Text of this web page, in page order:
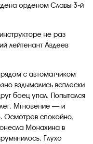
орденом Славы 3-й
не раз
лейтенант Авдеев
с автоматчиком
вздымались всплески
боец упал. Попытался
Мгновение — и
Осмотрев спокойно,
Монахина в
Глухо